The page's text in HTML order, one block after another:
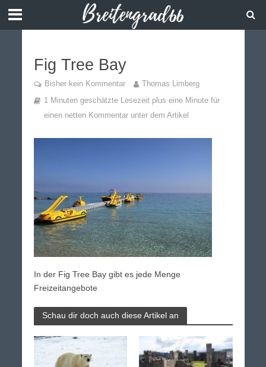
Fig Tree Bay
Bisher kein Kommentar
Thomas Limberg
1 Minuten geschätzte Lesezeit plus eine Minute für
einen netten Kommentar unter dem Artikel
In der Fig Tree Bay gibt es jede Menge
Freizeitangebote
Schau dir doch auch diese Artikel an